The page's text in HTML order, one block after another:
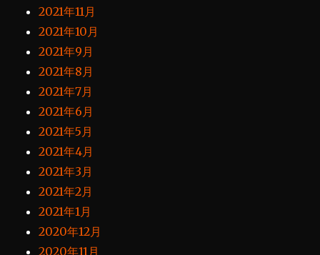
2021年11月
2021年10月
2021年9月
2021年8月
2021年7月
2021年6月
2021年5月
2021年4月
2021年3月
2021年2月
2021年1月
2020年12月
2020年11月